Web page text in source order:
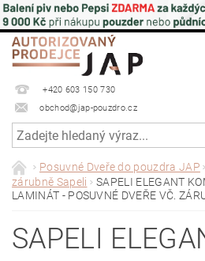
+420 603 150 730
obchod@jap-pouzdro.cz
Posuvné Dveře do pouzdra JAP
zárubně Sapeli
SAPELI ELEGANT
LAMINÁT - POSUVNÉ DVEŘE VČ.
SAPELI